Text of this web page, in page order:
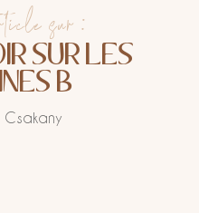
sur :
SUR LES
B